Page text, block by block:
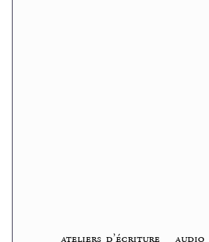
ateliers d’écriture_audio